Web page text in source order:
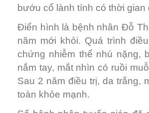
bướu cổ lành tính có thời gian
Điển hình là bệnh nhân Đỗ
năm mới khỏi. Quá trình
chứng nhiễm thể nhú nặng,
nắm tay, mắt nhìn có ruồi
Sau 2 năm điều trị, da trắng,
toàn khỏe mạnh.